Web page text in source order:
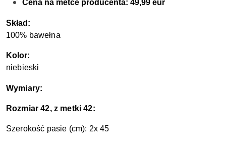
Cena na metce producenta: 49,99 eur
S kład:
100% bawełna
Kolor:
niebieski
Wymiary:
Rozmiar 42, z metki 42:
Szerokość pasie (cm): 2x 45